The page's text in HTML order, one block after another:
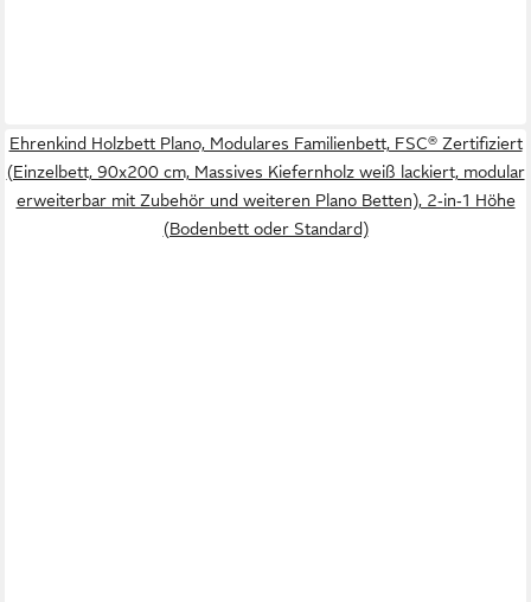
Ehrenkind Holzbett Plano, Modulares Familienbett, FSC® Zertifiziert
(Einzelbett, 90x200 cm, Massives Kiefernholz weiß lackiert, modular
erweiterbar mit Zubehör und weiteren Plano Betten), 2‑in‑1 Höhe
(Bodenbett oder Standard)